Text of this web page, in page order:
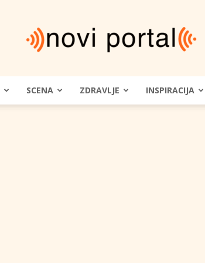
Novi
SCENA ZDRAVLJE INSPIRACIJA